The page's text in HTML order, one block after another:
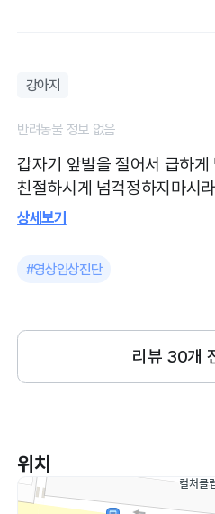
강아지
반려동물 정보 없음
갑자기 앞발을 절어서 급하게
친절하시게 넘걱정하지마시
찮은것 같은데 그래도 한번 찍
괜찮아서 밤에도 약간 절뚝거
봐도 ct 상로는 괜찮다고 해서
상세보기
#영상임상진단
리뷰 30개
위치